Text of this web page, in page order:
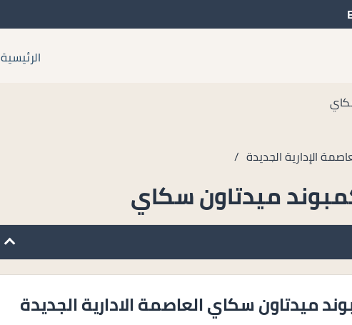
الرئيسية
الإدارية الجديدة /
ميدتاون سكاي
ميدتاون سكاي العاصمة الادارية الجديدة